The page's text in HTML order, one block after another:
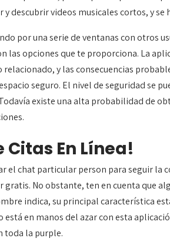
descubrir videos musicales cortos, y
por una serie de ventanas con otros
las opciones que te proporciona. La
y las consecuencias
seguro. El nivel de seguridad se
existe una alta probabilidad de
En Línea!
el chat particular person para seguir la
No obstante, ten en cuenta que
indica, su principal característica
en manos del azar con esta
toda la purple.